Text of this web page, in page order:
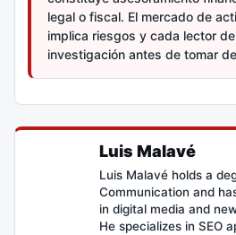
legal o fiscal. El mercado de
implica riesgos y cada lector
investigación antes de tomar
Luis Malavé
Luis Malavé holds a
Communication and
in digital media and
He specializes in SEO